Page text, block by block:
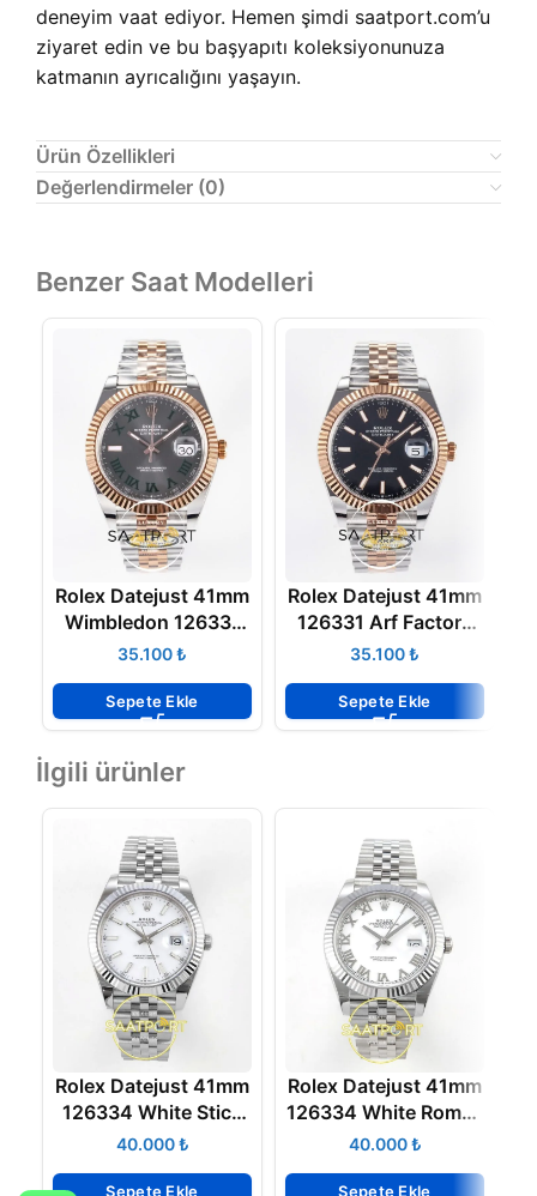
deneyim vaat ediyor. Hemen şimdi saatport.com’u
ziyaret edin ve bu başyapıtı koleksiyonunuza
katmanın ayrıcalığını yaşayın.
Ürün Özellikleri
Değerlendirmeler (0)
Benzer Saat Modelleri
Rolex Datejust 41mm
Wimbledon 126331
Arf Factory Rose
ETA
₺
Sepete Ekle
Rolex Datejust 41mm
126331 Arf Factory
Rose Gold Super
₺
Sepete Ekle
İlgili ürünler
Rolex Datejust 41mm
126334 White Stick
Dial Jubilee VSF V3
₺
Sepete Ekle
Rolex Datejust 41mm
126334 White Roman
Dial Jubilee VSF V3
₺
Sepete Ekle